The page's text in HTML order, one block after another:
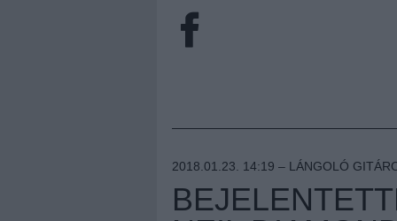
2018.01.23. 14:19 – LÁNGOLÓ